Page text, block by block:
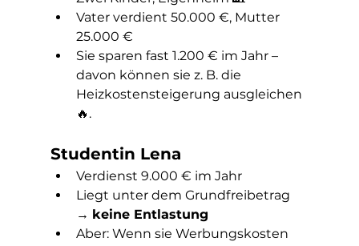
Vater verdient 50.000 €, Mutter
25.000 €
Sie sparen fast 1.200 € im Jahr –
davon können sie z. B. die
Heizkostensteigerung ausgleichen
🔥.
Studentin Lena
Verdienst 9.000 € im Jahr
Liegt unter dem Grundfreibetrag
→ keine Entlastung
Aber: Wenn sie Werbungskosten